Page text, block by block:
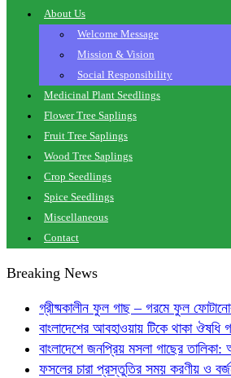
About Us
Welcome Message
Mission & Vision
Social Responsibility
Medicinal Plant Seedlings
Flower Tree Saplings
Fruit Tree Saplings
Wood Tree Saplings
Crop Seedlings
Spice Seedlings
Miscellaneous
Contact
Breaking News
গ্রীষ্মকালীন ফুল গাছ – গরমে ফুল
বাংলাদেশের আবহাওয়ায় টিকে থাকা ঔষধি
বাংলাদেশে জনপ্রিয় মসলা গাছের
ফসলের চারা প্রস্তুতির সময় করণীয় ও